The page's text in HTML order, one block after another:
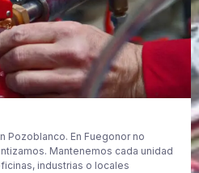
Pozoblanco. En Fuegonor no
Mantenemos cada unidad
industrias o locales